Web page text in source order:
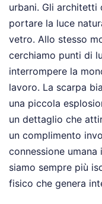
urbani. Gli
portare la luce
vetro. Allo stesso
cerchiamo punti di
interrompere la
lavoro. La scarpa
una piccola
un dettaglio che
un complimento
connessione
siamo sempre più
fisico che genera